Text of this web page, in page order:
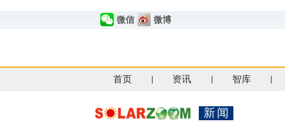
微信 微博
首页 资讯 智库
新闻